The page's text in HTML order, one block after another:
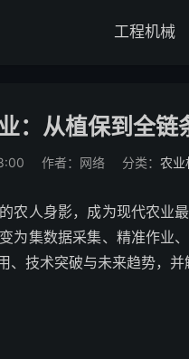
工程机械
：从植保到全链
作者：网络 分类： 农业
农人身影，成为现代农业
为集数据采集、精准作业
技术突破与未来趋势，并